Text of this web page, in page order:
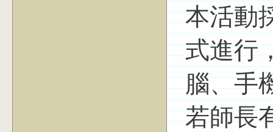
本活動
式進行
腦、手
若師長